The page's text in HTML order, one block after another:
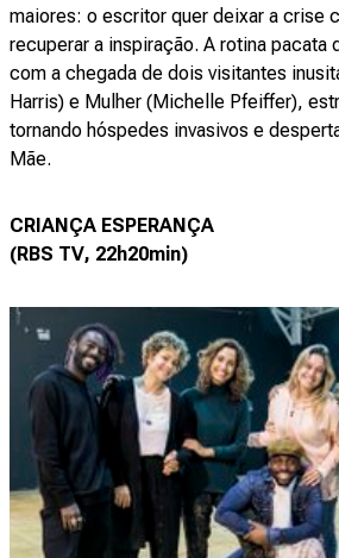
maiores: o escritor quer deixar a crise
recuperar a inspiração. A rotina pacata
com a chegada de dois visitantes
Harris) e Mulher (Michelle Pfeiffer),
tornando hóspedes invasivos e
Mãe.
CRIANÇA ESPERANÇA
(RBS TV, 22h20min)